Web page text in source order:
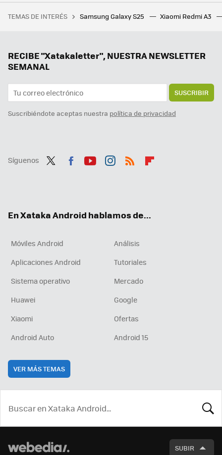
El Google Pixel 8a acaba de salir y ya tiene un problema: el Pixel 8 está casi al mismo precio
Aquí tienes otra prueba de que Bethesda se equivoca con Fallout: así de brutal luciría una entrega en China. Y tiene mucho sentido
TEMAS DE INTERÉS Samsung Galaxy S25 Xiaomi Redmi A3
RECIBE "Xatakaletter", NUESTRA NEWSLETTER
SEMANAL
SUSCRIBIR
Suscribiéndote aceptas nuestra política de privacidad
Síguenos
En Xataka Android hablamos de...
Móviles Android
Análisis
Aplicaciones Android
Tutoriales
Sistema operativo
Mercado
Huawei
Google
Xiaomi
Ofertas
Android Auto
Android 15
VER MÁS TEMAS
SUBIR